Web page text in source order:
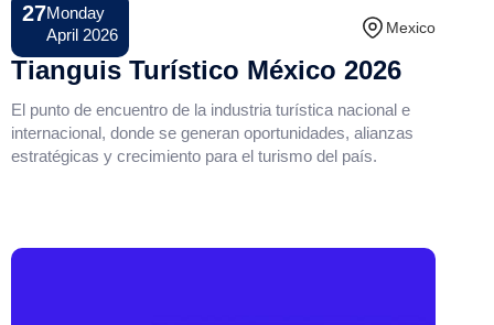
27Monday
April 2026
Conference Mexico
Tianguis Turístico México 2026
El punto de encuentro de la industria turística nacional e
internacional, donde se generan oportunidades, alianzas
estratégicas y crecimiento para el turismo del país.